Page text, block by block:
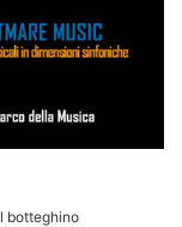
botteghino